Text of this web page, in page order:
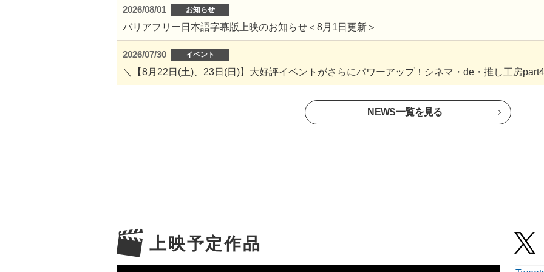
2026/08/01 お知らせ
バリアフリー日本語字幕版上映のお知らせ＜8月1日更新＞
2026/07/30 イベント
＼【8月22日(土)、23日(日)】大好評イベントがさらにパワーアップ！シネマ・de・推し工房
NEWS一覧を見る
上映予定作品